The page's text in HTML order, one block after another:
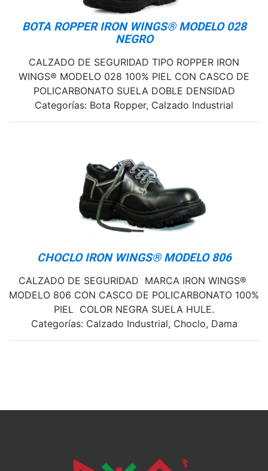
BOTA ROPPER IRON WINGS® MODELO 028
NEGRO
CALZADO DE SEGURIDAD TIPO ROPPER IRON
WINGS® MODELO 028 100% PIEL CON CASCO DE
POLICARBONATO SUELA DOBLE DENSIDAD
Categorías: Bota Ropper, Calzado Industrial
CHOCLO IRON WINGS® MODELO 806
CALZADO DE SEGURIDAD MARCA IRON WINGS®
MODELO 806 CON CASCO DE POLICARBONATO 100%
PIEL COLOR NEGRA SUELA HULE.
Categorías: Calzado Industrial, Choclo, Dama